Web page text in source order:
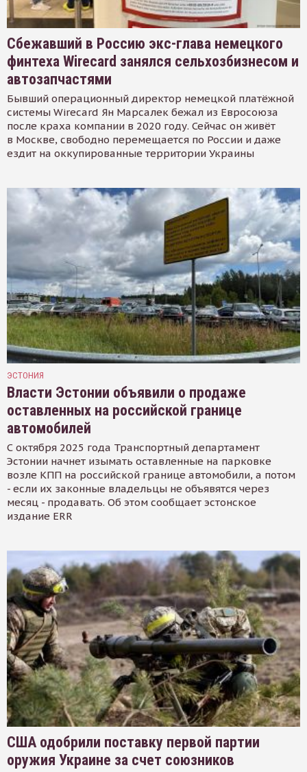
Сбежавший в Россию экс-глава немецкого
финтеха Wirecard занялся сельхозбизнесом и
автозапчастями
Бывший операционный директор немецкой платёжной
системы Wirecard Ян Марсалек бежал из Евросоюза
после краха компании в 2020 году. Сейчас он живёт
в Москве, свободно перемещается по России и даже
ездит на оккупированные территории Украины
ЭСТОНИЯ
Власти Эстонии объявили о продаже
оставленных на российской границе
автомобилей
С октября 2025 года Транспортный департамент
Эстонии начнет изымать оставленные на парковке
возле КПП на российской границе автомобили, а потом
- если их законные владельцы не объявятся через
месяц - продавать. Об этом сообщает эстонское
издание ERR
США одобрили поставку первой партии
оружия Украине за счет союзников